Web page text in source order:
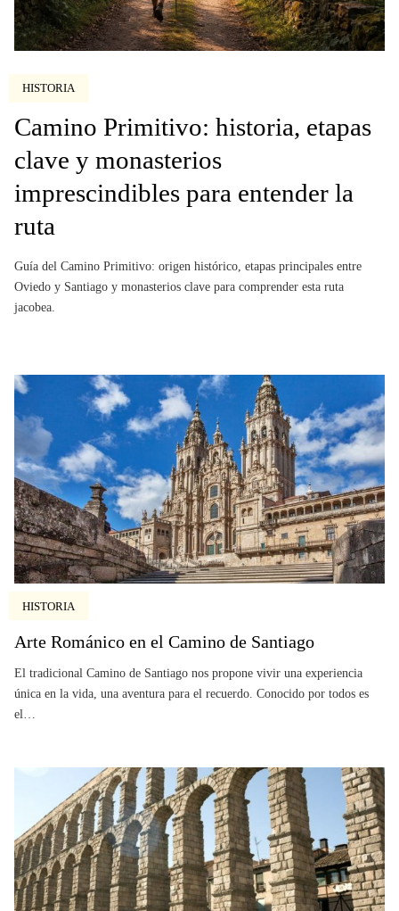
HISTORIA
Camino Primitivo: historia, etapas
clave y monasterios
imprescindibles para entender la
ruta
Guía del Camino Primitivo: origen histórico, etapas principales entre
Oviedo y Santiago y monasterios clave para comprender esta ruta
jacobea.
HISTORIA
Arte Románico en el Camino de Santiago
El tradicional Camino de Santiago nos propone vivir una experiencia
única en la vida, una aventura para el recuerdo. Conocido por todos es
el…